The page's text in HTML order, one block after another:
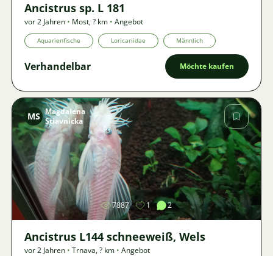
Ancistrus sp. L 181
vor 2 Jahren • Most,? km • Angebot
Aquarienfische Loricariidae Männlich
Verhandelbar Möchte kaufen
Bild
MS Magdalena
Stiavnicka
7887 1 2
Ancistrus L144 schneeweiß, Wels
vor 2 Jahren • Trnava,? km • Angebot